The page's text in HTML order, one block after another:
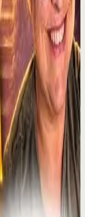
EN
DE
potente vídeo
algunos de
es t...